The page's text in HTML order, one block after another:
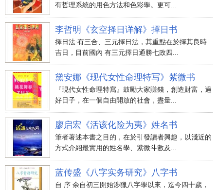
有哲理系統的用色方法和色彩學。更可...
李哲明《玄空择日详解》擇日书
擇日法:有三合、三元擇日法，其重點在於擇其良時
吉日，目前國內 有三元擇日通勝七政四...
黛安娜《现代女性命理特写》紫微书
『現代女性命理特寫』鼓勵大家賺錢，創造財富，過
好日子，在一個自由開放的社會，盡量...
廖启宏《活该化险为夷》姓名书
筆者著述本書之目的，在於引發讀者興趣，以淺近的
方式介紹最實用的姓名學、紫微斗數及...
蓝传盛《八字实务研究》八字书
自 序 余自初三開始涉獵八字學以來，迄今四十歲，